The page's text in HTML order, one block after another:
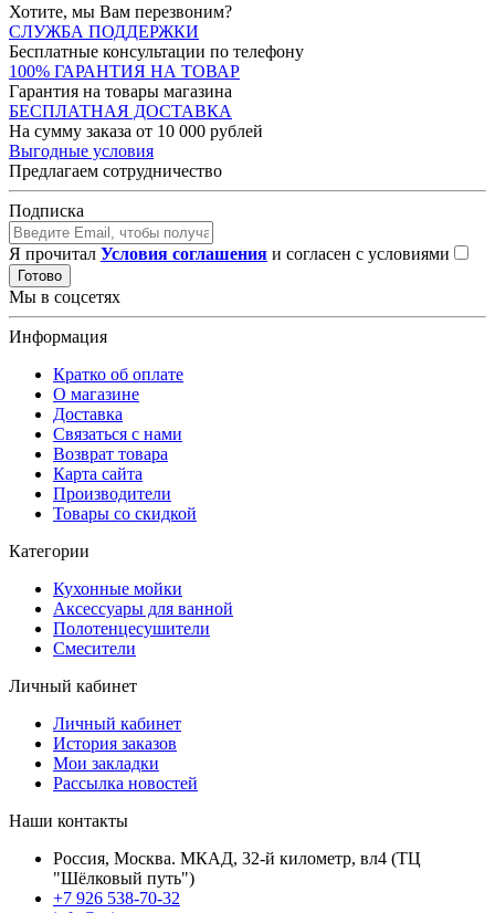
Хотите, мы Вам перезвоним?
СЛУЖБА ПОДДЕРЖКИ
Бесплатные консультации по телефону
100% ГАРАНТИЯ НА ТОВАР
Гарантия на товары магазина
БЕСПЛАТНАЯ ДОСТАВКА
На сумму заказа от 10 000 рублей
Выгодные условия
Предлагаем сотрудничество
Подписка
Я прочитал Условия соглашения и согласен с условиями
Готово
Мы в соцсетях
Информация
Кратко об оплате
О магазине
Доставка
Связаться с нами
Возврат товара
Карта сайта
Производители
Товары со скидкой
Категории
Кухонные мойки
Аксессуары для ванной
Полотенцесушители
Смесители
Личный кабинет
Личный кабинет
История заказов
Мои закладки
Рассылка новостей
Наши контакты
Россия, Москва. МКАД, 32-й километр, вл4 (ТЦ
"Шёлковый путь")
+7 926 538-70-32